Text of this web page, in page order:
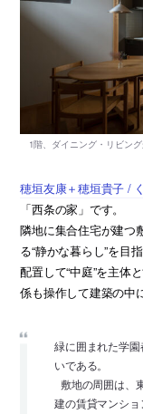
穂垣友康＋穂垣貴子 /
「西条の家」です。
隣地に集合住宅が建つ
る“静かな暮らし”を目
配置して“中庭”を主体
係も操作して建築の中
緑に囲まれた学
いである。
敷地の周囲は、
建の賃貸マンシ